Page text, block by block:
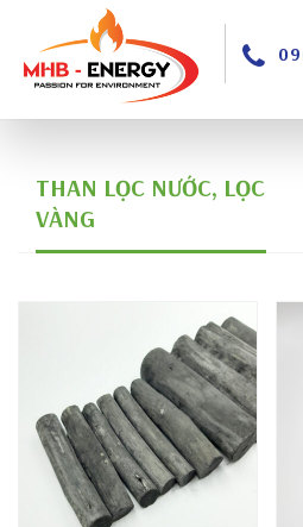
THAN LỌC NƯỚC, LỌC
VÀNG